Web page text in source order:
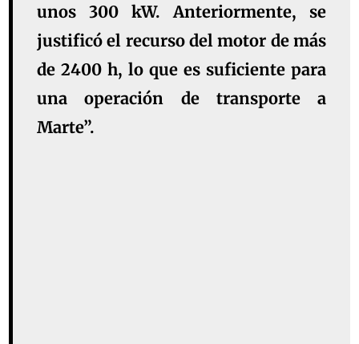
unos 300 kW. Anteriormente, se
justificó el recurso del motor de más
de 2400 h, lo que es suficiente para
una operación de transporte a
Marte”.